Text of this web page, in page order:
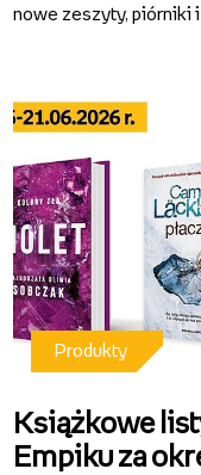
nowe zeszyty, piórniki
Produkty
Książkowe
Empiku za